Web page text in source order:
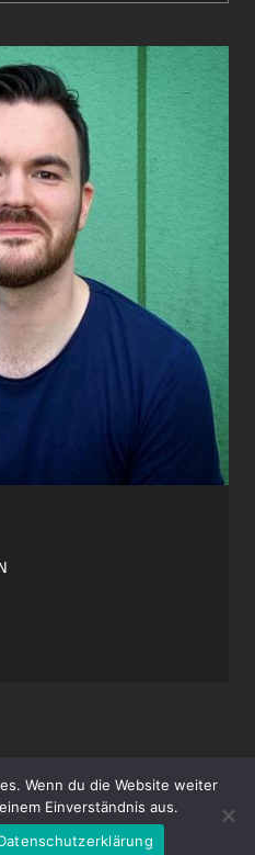
| Alle Rechte vorbehalten.
Datenschutz
Wenn du die Website weiter
Einverständnis aus.